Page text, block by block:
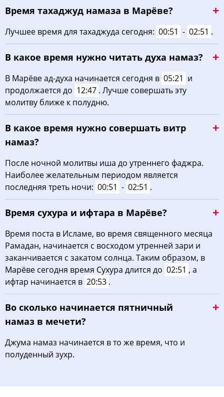
22, Сб 03:04 05:32 16:50
03:07 05:34 12:54 16:49 20:13 22:27
24, Пн 03:11 05:36 12:54 16:47 20:11 22:23
25, Вт 03:15 05:38 12:54 16:46 20:08
03:19 05:40 12:54
27, Чт 03:22 05:42 12:53 16:43 20:03 22:10
29, Сб 03:30 05:47 12:53 16:40 19:57
30, Вс 03:33 05:49 12:52 16:38 19:55 21:59
03:36 05:51 12:52 16:36
Время тахаджуд намаза в Марёве?
Лучшее время для тахаджуда сегодня: 00:51 - 02:51 .
В какое время нужно читать духа намаз?
В Марёве ад-духа начинается сегодня в 05:21 и
продолжается до 12:47 . Лучше совершать эту
молитву ближе к полудню.
В какое время нужно совершать витр
намаз?
После ночной молитвы иша до утреннего фаджра.
Наиболее желательным периодом является
последняя треть ночи: 00:51 - 02:51 .
Время сухура и ифтара в Марёве?
Время поста в Исламе, во время священного месяца
Рамадан, начинается с восходом утренней зари и
заканчивается с закатом солнца. Таким образом, в
Марёве сегодня время Сухура длится до 02:51 , а
ифтар начинается в 20:53 .
Во сколько начинается пятничный
намаз в мечети?
Джума намаз начинается в то же время, что и
полуденный зухр.